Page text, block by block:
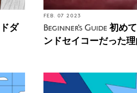
ダ
FEB. 07 2023
Beginner's Guide 初め
ンドセイコーだった理